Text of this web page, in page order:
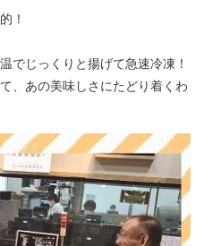
！
でじっくりと揚げて急速冷凍！
、あの美味しさにたどり着くわ